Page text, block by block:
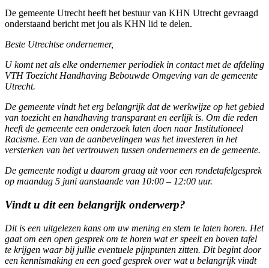
De gemeente Utrecht heeft het bestuur van KHN Utrecht gevraagd
onderstaand bericht met jou als KHN lid te delen.
Beste Utrechtse ondernemer,
U komt net als elke ondernemer periodiek in contact met de afdeling
VTH Toezicht Handhaving Bebouwde Omgeving van de gemeente
Utrecht.
De gemeente vindt het erg belangrijk dat de werkwijze op het gebied
van toezicht en handhaving transparant en eerlijk is. Om die reden
heeft de gemeente een onderzoek laten doen naar Institutioneel
Racisme. Een van de aanbevelingen was het investeren in het
versterken van het vertrouwen tussen ondernemers en de gemeente.
De gemeente nodigt u daarom graag uit voor een rondetafelgesprek
op maandag 5 juni aanstaande van 10:00 – 12:00 uur.
Vindt u dit een belangrijk onderwerp?
Dit is een uitgelezen kans om uw mening en stem te laten horen. Het
gaat om een open gesprek om te horen wat er speelt en boven tafel
te krijgen waar bij jullie eventuele pijnpunten zitten. Dit begint door
een kennismaking en een goed gesprek over wat u belangrijk vindt